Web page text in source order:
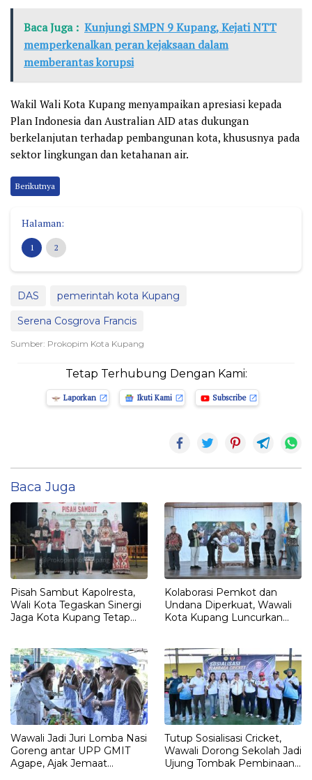
Baca Juga : Kunjungi SMPN 9 Kupang, Kejati NTT
memperkenalkan peran kejaksaan dalam
memberantas korupsi
Wakil Wali Kota Kupang menyampaikan apresiasi kepada
Plan Indonesia dan Australian AID atas dukungan
berkelanjutan terhadap pembangunan kota, khususnya pada
sektor lingkungan dan ketahanan air.
Berikutnya
Halaman:
1 2
DAS
pemerintah kota Kupang
Serena Cosgrova Francis
Sumber: Prokopim Kota Kupang
Tetap Terhubung Dengan Kami:
Laporkan Ikuti Kami Subscribe
Baca Juga
Pisah Sambut Kapolresta,
Wali Kota Tegaskan Sinergi
Jaga Kota Kupang Tetap
Kolaborasi Pemkot dan
Undana Diperkuat, Wawali
Kota Kupang Luncurkan
Wawali Jadi Juri Lomba Nasi
Goreng antar UPP GMIT
Agape, Ajak Jemaat
Tutup Sosialisasi Cricket,
Wawali Dorong Sekolah Jadi
Ujung Tombak Pembinaan